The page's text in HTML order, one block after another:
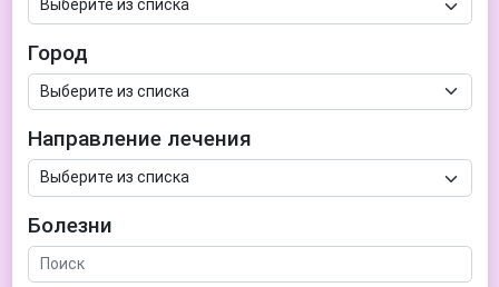
Город
Направление лечения
Болезни